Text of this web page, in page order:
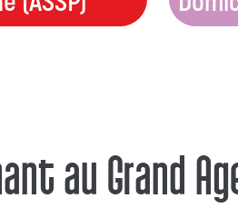
au Grand